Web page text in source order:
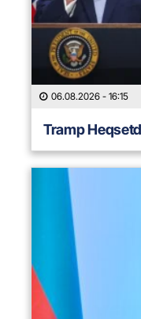
06.08.2026 - 16:15
Tramp